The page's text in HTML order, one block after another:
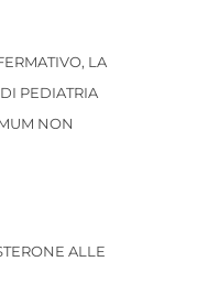
LA
PEDIATRIA
NON
ALLE